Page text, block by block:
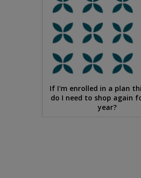
If I'm enrolled in a plan
do I need to shop again
year?